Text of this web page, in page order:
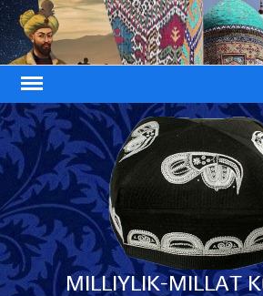
Skip
to
content
MILLIYLIK-MILLAT